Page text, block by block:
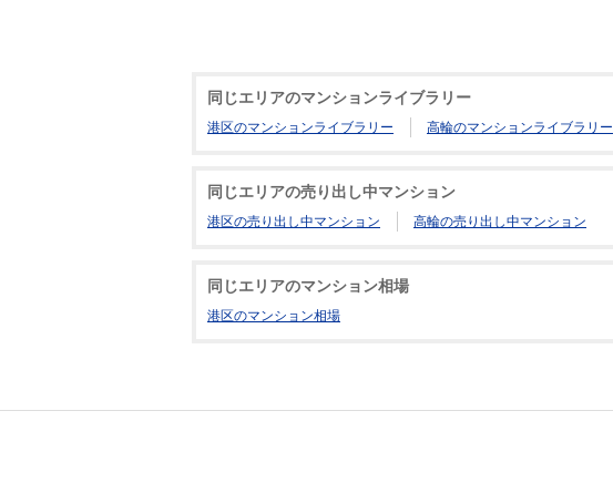
同じエリアのマンションライブラリー
港区のマンションライブラリー 高輪のマンションライブラリー
同じエリアの売り出し中マンション
港区の売り出し中マンション 高輪の売り出し中マンション
同じエリアのマンション相場
港区のマンション相場